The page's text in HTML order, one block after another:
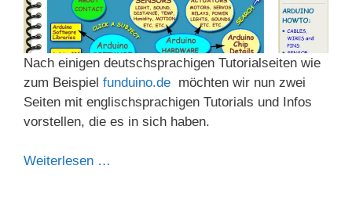
Nach einigen deutschsprachigen Tutorialseiten wie
zum Beispiel funduino.de möchten wir nun zwei
Seiten mit englischsprachigen Tutorials und Infos
vorstellen, die es in sich haben.
Weiterlesen …